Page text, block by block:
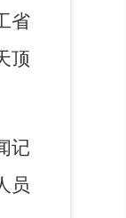
省
顶
记
员